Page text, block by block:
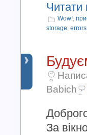
Читати
Wow!,
storage, errors
Babich
За